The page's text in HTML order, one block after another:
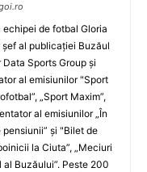
echipei de fotbal Gloria
şef al publicaţiei Buzăul
Sports Group şi
al emisiunilor "Sport
„Sport Maxim”,
al emisiunilor „În
pensiunii” şi "Bilet de
la Ciuta”, „Meciuri
al Buzăului”. Peste 200